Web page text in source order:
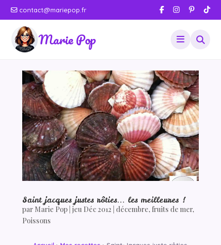
contact@mariepop.fr
Marie Pop
Saint jacques justes rôties… les meilleures !
par Marie Pop| jeu Déc 2012 décembre, fruits de mer,
Poissons